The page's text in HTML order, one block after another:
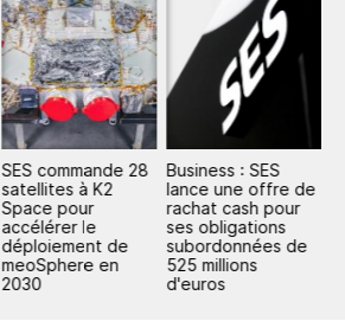
SES commande 28
satellites à K2
Space pour
accélérer le
déploiement de
meoSphere en
2030
Business : SES
lance une offre de
rachat cash pour
ses obligations
subordonnées de
525 millions
d'euros